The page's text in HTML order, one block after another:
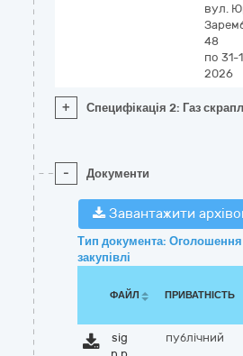
вул.
48
по 31-
2026
+ Специфікація 2: Газ
- Документи
Завантажити
Тип документа:
закупівлі
ФАЙЛ ПРИВАТНІСТЬ
sig
публічний